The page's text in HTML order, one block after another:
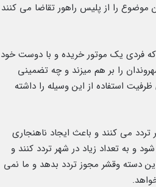
را از پلیس راهور تقاضا می کنند
فردی یک موتور خریده و با دوست خود
را بر هم میزند و چه تضمینی
استفاده از این وسیله را داشته
تردد می کنند و باعث ایجاد ناهنجاری
به تعداد زیاد در شهر تردد کنند و
دسته وقشر مجوز تردد بدهد و ما نمی